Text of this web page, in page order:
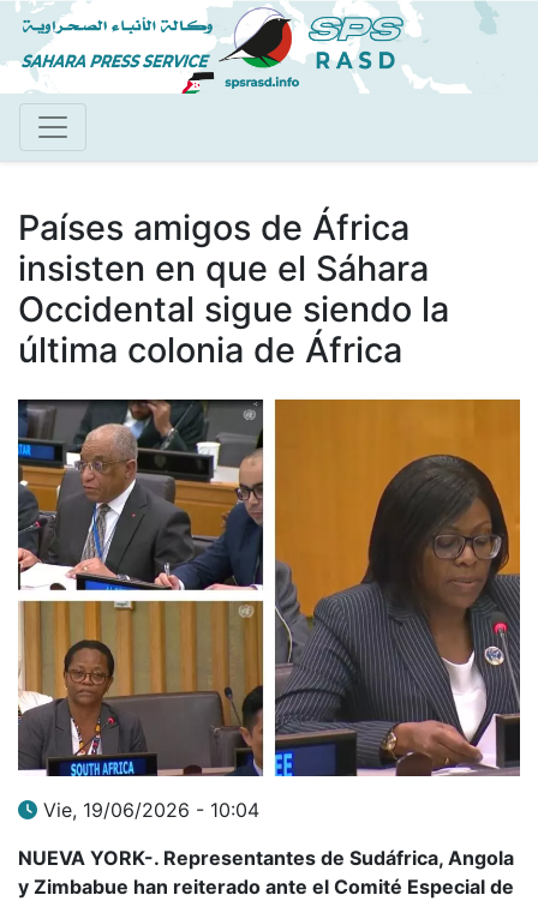
Pasar
al
contenido
Países amigos de África
insisten en que el Sáhara
Occidental sigue siendo la
última colonia de África
Vie, 19/06/2026 - 10:04
NUEVA YORK-. Representantes de Sudáfrica, Angola
y Zimbabue han reiterado ante el Comité Especial de